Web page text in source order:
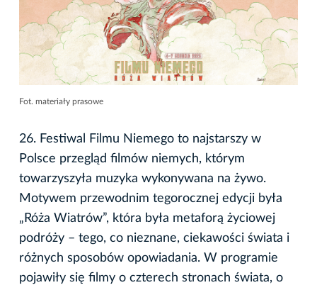
Fot. materiały prasowe
26. Festiwal Filmu Niemego to najstarszy w
Polsce przegląd filmów niemych, którym
towarzyszyła muzyka wykonywana na żywo.
Motywem przewodnim tegorocznej edycji była
„Róża Wiatrów”, która była metaforą życiowej
podróży – tego, co nieznane, ciekawości świata i
różnych sposobów opowiadania. W programie
pojawiły się filmy o czterech stronach świata, o